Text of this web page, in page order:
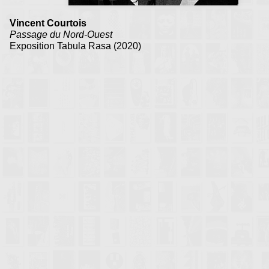
Vincent Courtois
Passage du Nord-Ouest
Exposition Tabula Rasa (2020)